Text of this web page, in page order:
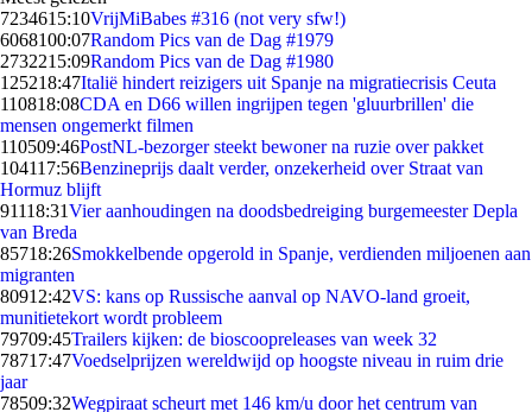
7234615:10VrijMiBabes #316 (not very sfw!)
6068100:07Random Pics van de Dag #1979
2732215:09Random Pics van de Dag #1980
125218:47Italië hindert reizigers uit Spanje na migratiecrisis Ceuta
110818:08CDA en D66 willen ingrijpen tegen 'gluurbrillen' die
mensen ongemerkt filmen
110509:46PostNL-bezorger steekt bewoner na ruzie over pakket
104117:56Benzineprijs daalt verder, onzekerheid over Straat van
Hormuz blijft
91118:31Vier aanhoudingen na doodsbedreiging burgemeester Depla
van Breda
85718:26Smokkelbende opgerold in Spanje, verdienden miljoenen aan
migranten
80912:42VS: kans op Russische aanval op NAVO-land groeit,
munitietekort wordt probleem
79709:45Trailers kijken: de bioscoopreleases van week 32
78717:47Voedselprijzen wereldwijd op hoogste niveau in ruim drie
jaar
78509:32Wegpiraat scheurt met 146 km/u door het centrum van